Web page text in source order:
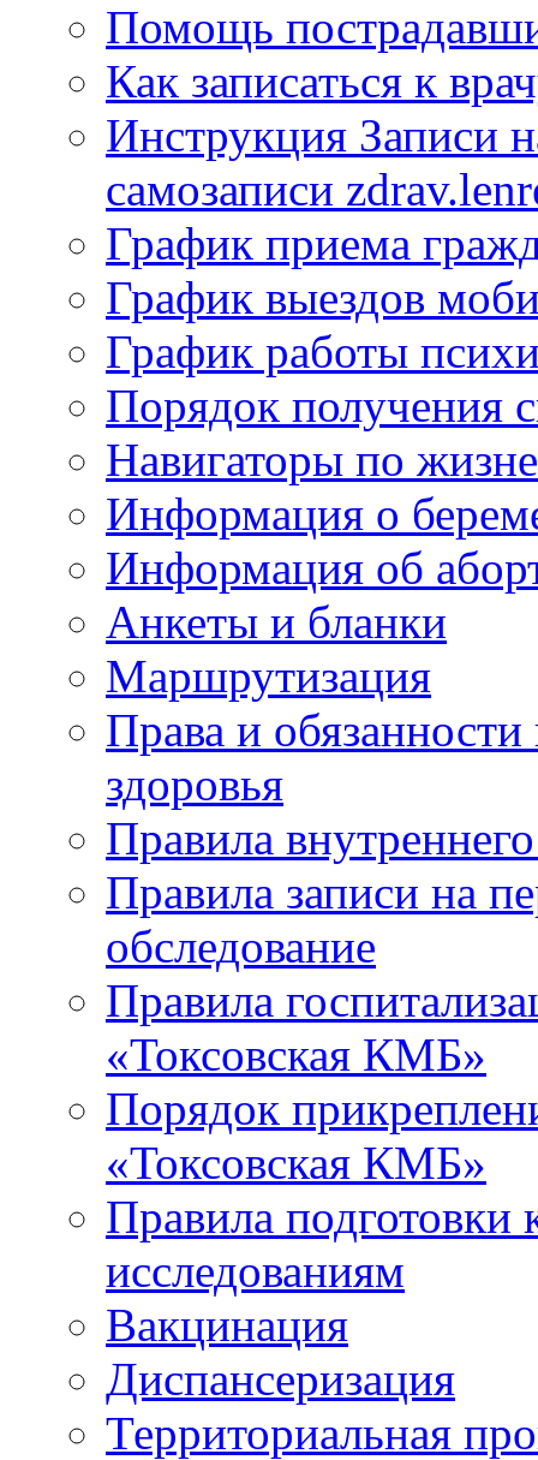
Помощь
Как записаться к
Инструкция Записи
самозаписи
График приема
График выездов
График работы
Порядок получения
Навигаторы по
Информация о
Информация об
Анкеты и бланки
Маршрутизация
Права и
здоровья
Правила
Правила записи на
обследование
Правила
«Токсовская КМБ»
Порядок
«Токсовская КМБ»
Правила подготовки
исследованиям
Вакцинация
Диспансеризация
Территориальная